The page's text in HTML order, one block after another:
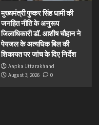
मुख्यमंत्री पुष्कर सिंह धामी की
जनहित नीति के अनुरूप
जिलाधिकारी डॉ. आशीष चौहान ने
पेयजल के अत्यधिक बिल की
शिकायत पर जांच के दिए निर्देश
Aapka Uttarakhand
August 3, 2026
0